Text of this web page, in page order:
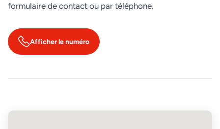
formulaire de contact ou par téléphone.
Afficher le numéro